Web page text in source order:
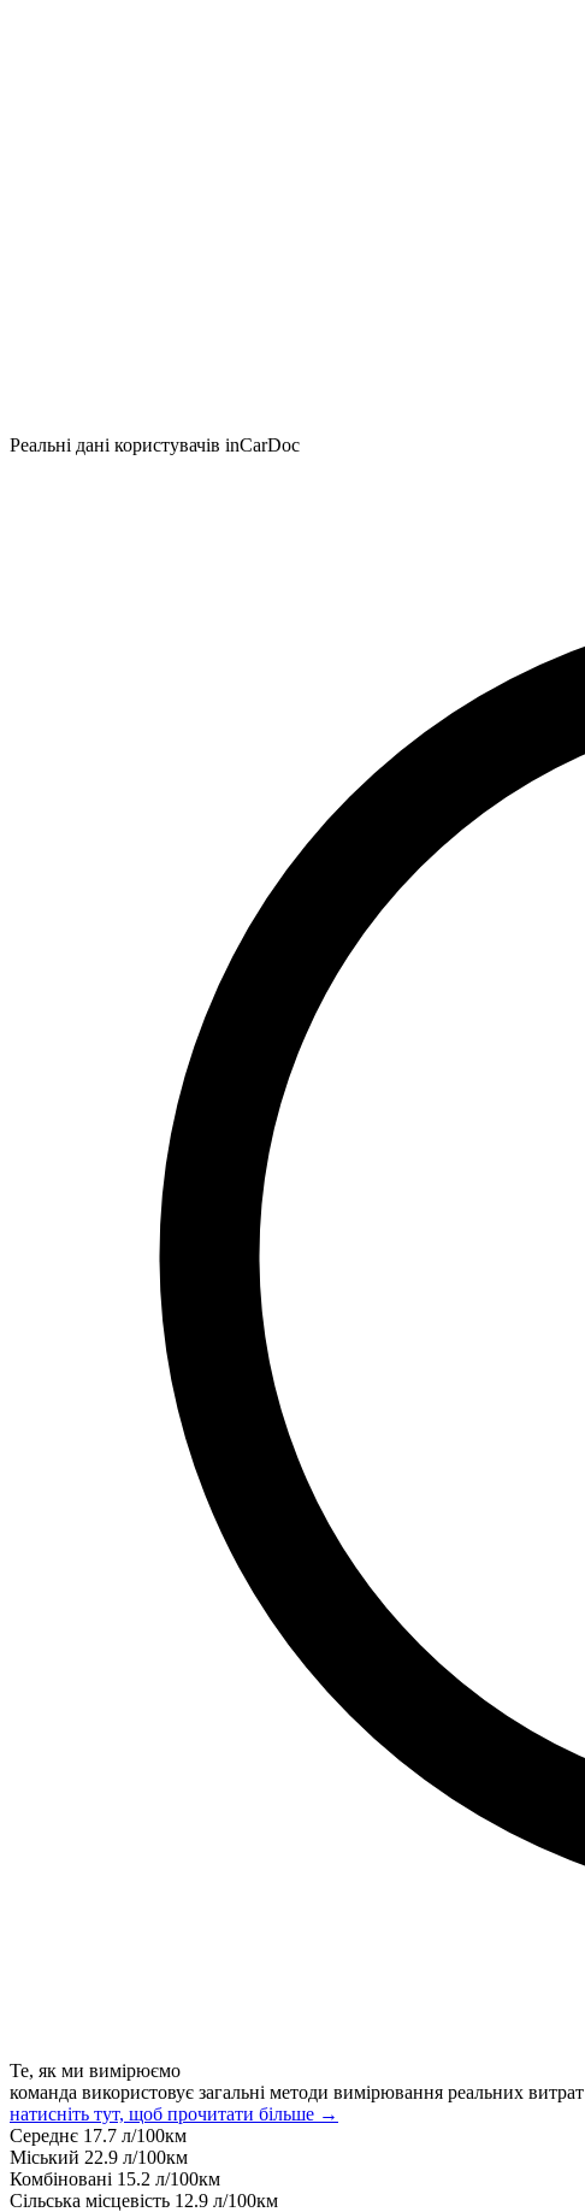
Реальні дані користувачів inCarDoc
Те, як ми вимірюємо
команда використовує загальні методи вимірювання реальних витрат
натисніть тут, щоб прочитати більше →
Середнє 17.7 л/100км
Міський 22.9 л/100км
Комбіновані 15.2 л/100км
Сільська місцевість 12.9 л/100км